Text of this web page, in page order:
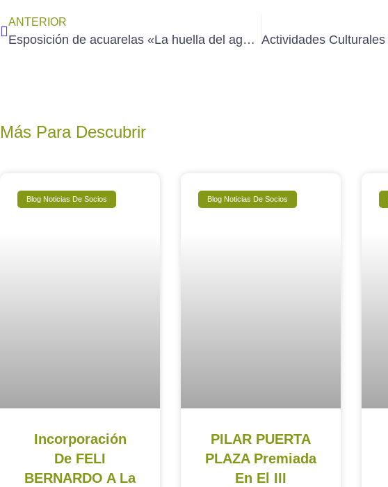
ANTERIOR
Esposición de acuarelas «La huella del agua» de Carmen Tormo en Valencia (31/3 al 5/4/2025)
Más Para Descubrir
Blog Noticias De Socios
Incorporación
De FELI
BERNARDO A La
Blog Noticias De Socios
PILAR PUERTA
PLAZA Premiada
En El III